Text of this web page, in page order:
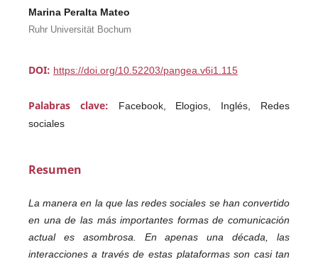
Marina Peralta Mateo
Ruhr Universität Bochum
DOI: https://doi.org/10.52203/pangea.v6i1.115
Palabras clave:
Facebook, Elogios, Inglés, Redes
sociales
Resumen
La manera en la que las redes sociales se han convertido
en una de las más importantes formas de comunicación
actual es asombrosa. En apenas una década, las
interacciones a través de estas plataformas son casi tan